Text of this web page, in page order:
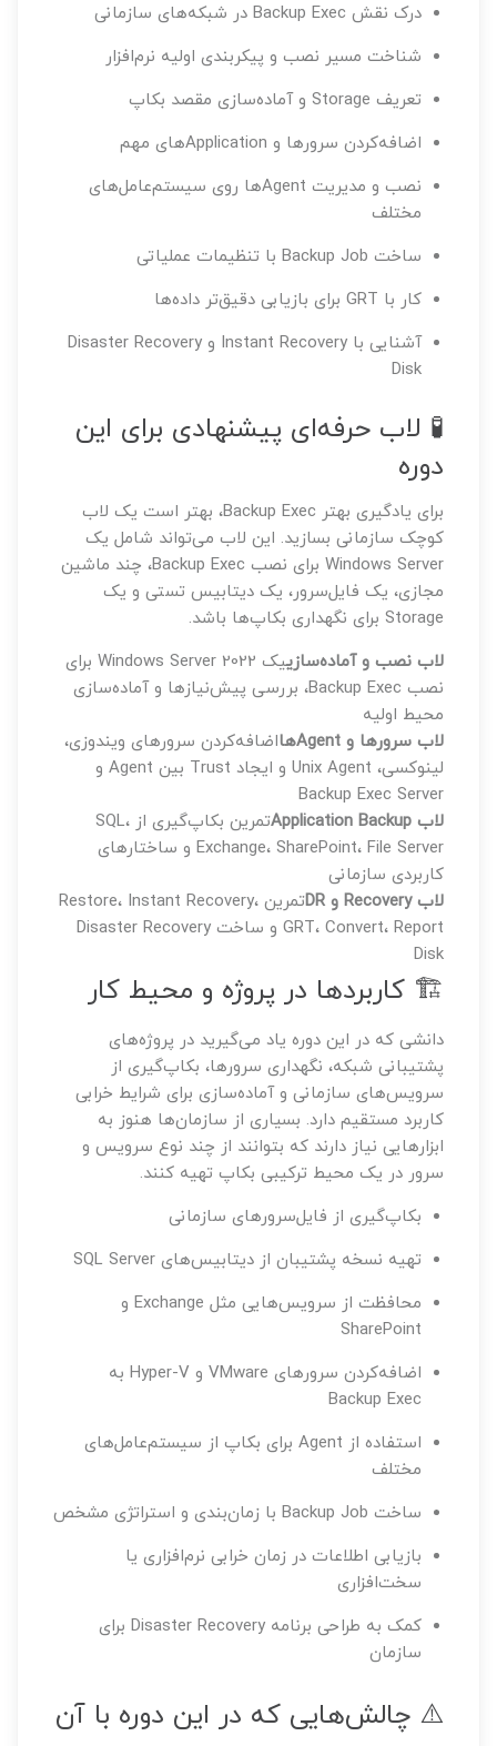
درک نقش Backup Exec در شبکه‌های سازمانی
شناخت مسیر نصب و پیکربندی اولیه نرم‌افزار
تعریف Storage و آماده‌سازی مقصد بکاپ
اضافه‌کردن سرورها و Applicationهای مهم
نصب و مدیریت Agentها روی سیستم‌عامل‌های
مختلف
ساخت Backup Job با تنظیمات عملیاتی
کار با GRT برای بازیابی دقیق‌تر داده‌ها
آشنایی با Instant Recovery و Disaster Recovery
Disk
🧪 لاب حرفه‌ای پیشنهادی برای این
دوره
برای یادگیری بهتر Backup Exec، بهتر است یک لاب
کوچک سازمانی بسازید. این لاب می‌تواند شامل یک
Windows Server برای نصب Backup Exec، چند ماشین
مجازی، یک فایل‌سرور، یک دیتابیس تستی و یک
Storage برای نگهداری بکاپ‌ها باشد.
لاب نصب و آماده‌سازی
یک Windows Server 2022 برای
نصب Backup Exec، بررسی پیش‌نیازها و آماده‌سازی
محیط اولیه
لاب سرورها و Agentها
اضافه‌کردن سرورهای ویندوزی،
لینوکسی، Unix Agent و ایجاد Trust بین Agent و
Backup Exec Server
لاب Application Backup
تمرین بکاپ‌گیری از SQL،
Exchange، SharePoint، File Server و ساختارهای
کاربردی سازمانی
لاب Recovery و DR
تمرین Restore، Instant Recovery،
GRT، Convert، Report و ساخت Disaster Recovery
Disk
🏗️ کاربردها در پروژه و محیط کار
دانشی که در این دوره یاد می‌گیرید در پروژه‌های
پشتیبانی شبکه، نگهداری سرورها، بکاپ‌گیری از
سرویس‌های سازمانی و آماده‌سازی برای شرایط خرابی
کاربرد مستقیم دارد. بسیاری از سازمان‌ها هنوز به
ابزارهایی نیاز دارند که بتوانند از چند نوع سرویس و
سرور در یک محیط ترکیبی بکاپ تهیه کنند.
بکاپ‌گیری از فایل‌سرورهای سازمانی
تهیه نسخه پشتیبان از دیتابیس‌های SQL Server
محافظت از سرویس‌هایی مثل Exchange و
SharePoint
اضافه‌کردن سرورهای VMware و Hyper-V به
Backup Exec
استفاده از Agent برای بکاپ از سیستم‌عامل‌های
مختلف
ساخت Backup Job با زمان‌بندی و استراتژی مشخص
بازیابی اطلاعات در زمان خرابی نرم‌افزاری یا
سخت‌افزاری
کمک به طراحی برنامه Disaster Recovery برای
سازمان
⚠️ چالش‌هایی که در این دوره با آن